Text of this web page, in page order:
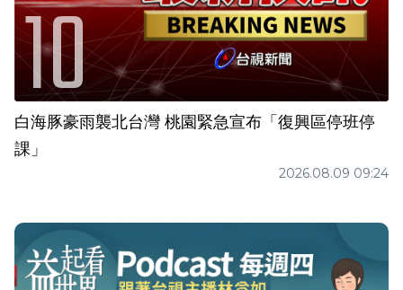
白海豚豪雨襲北台灣 桃園緊急宣布「復興區停班停
課」
2026.08.09 09:24